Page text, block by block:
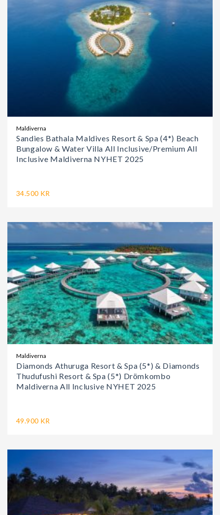
Maldiverna
Sandies Bathala Maldives Resort & Spa (4*) Beach
Bungalow & Water Villa All Inclusive/Premium All
Inclusive Maldiverna NYHET 2025
34.500 KR
Maldiverna
Diamonds Athuruga Resort & Spa (5*) & Diamonds
Thudufushi Resort & Spa (5*) Drömkombo
Maldiverna All Inclusive NYHET 2025
49.900 KR